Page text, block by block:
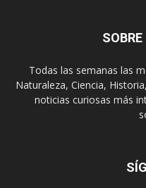
Todas las semanas las
Naturaleza, Ciencia,
noticias curiosas más